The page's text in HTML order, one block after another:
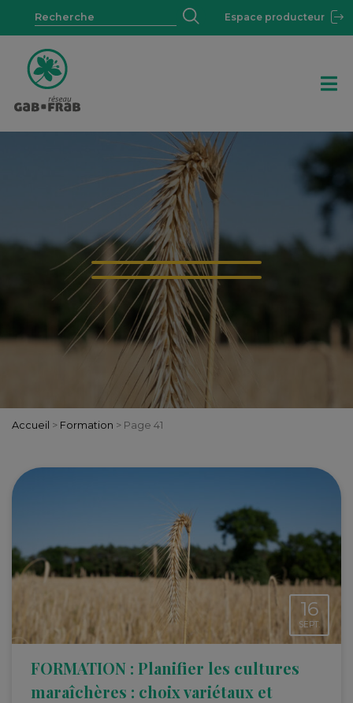
Espace producteur
Accueil > Formation > Page 41
16
SEPT.
FORMATION : Planifier les cultures
maraîchères : choix variétaux et